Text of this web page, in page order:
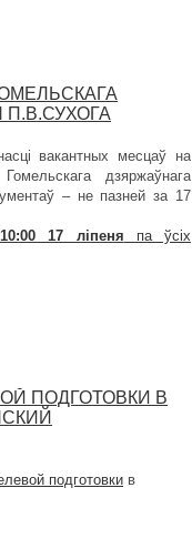
П.В.СУХОГА
вакантных месцаў на
дзяржаўнага
– не пазней за 17
10:00 17 ліпеня па ўсіх
ПОДГОТОВКИ В
подготовки в